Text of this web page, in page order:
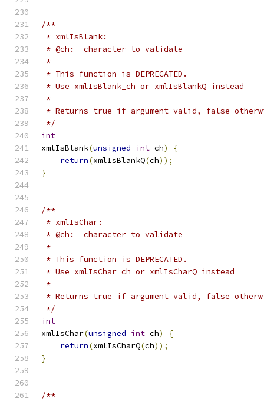
/**
* xmlIsBlank:
* @ch:  character to validate
*
* This function is DEPRECATED.
* Use xmlIsBlank_ch or xmlIsBlankQ instead
*
* Returns true if argument valid, false
*/
int
xmlIsBlank(unsigned int ch)
{
return(xmlIsBlankQ(ch));
}
/**
* xmlIsChar:
* @ch:  character to validate
*
* This function is DEPRECATED.
* Use xmlIsChar_ch or xmlIsCharQ instead
*
* Returns true if argument valid, false
*/
int
xmlIsChar(unsigned int ch)
{
return(xmlIsCharQ(ch));
}
/**